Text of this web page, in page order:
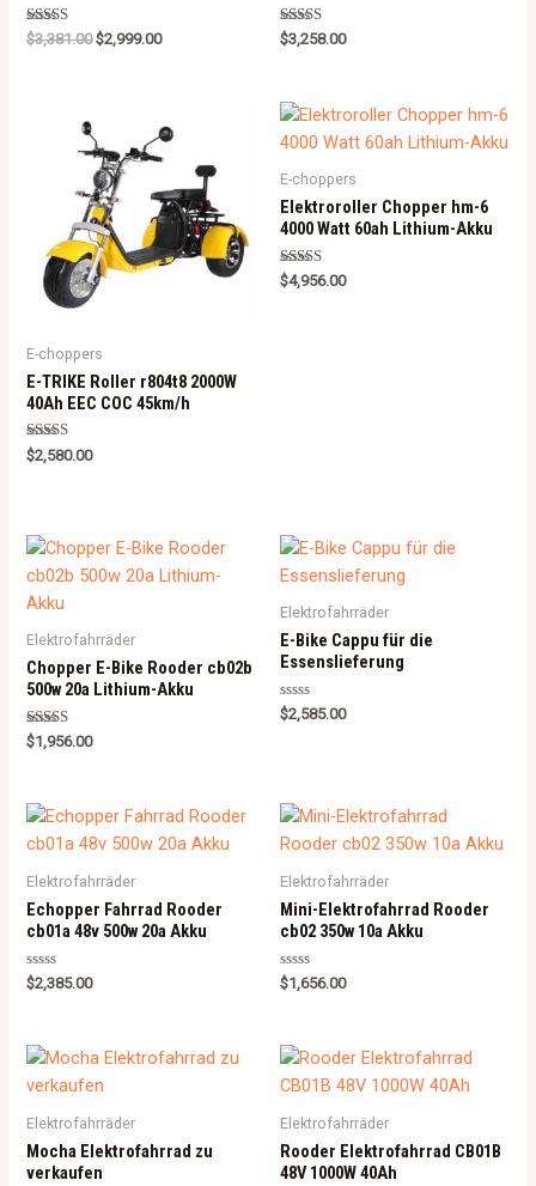
Rated
5.00
$3,381.00 $2,999.00
Rated
5.00
$3,258.00
E-choppers
E-TRIKE Roller r804t8 2000W
40Ah EEC COC 45km/h
Rated
5.00
$2,580.00
E-choppers
Elektroroller Chopper hm-6
4000 Watt 60ah Lithium-Akku
Rated
5.00
$4,956.00
Elektrofahrräder
Chopper E-Bike Rooder cb02b
500w 20a Lithium-Akku
Rated
5.00
$1,956.00
Elektrofahrräder
E-Bike Cappu für die
Essenslieferung
Rated
0
$2,585.00
Elektrofahrräder
Echopper Fahrrad Rooder
cb01a 48v 500w 20a Akku
Rated
0
$2,385.00
Elektrofahrräder
Mini-Elektrofahrrad Rooder
cb02 350w 10a Akku
Rated
0
$1,656.00
Elektrofahrräder
Mocha Elektrofahrrad zu
verkaufen
Elektrofahrräder
Rooder Elektrofahrrad CB01B
48V 1000W 40Ah